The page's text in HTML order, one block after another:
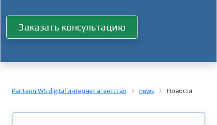
Заказать консультацию
Panteon WS digital интернет агентство news Новости